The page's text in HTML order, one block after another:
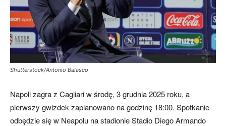
Shutterstock/Antonio Balasco
Napoli zagra z Cagliari w środę, 3 grudnia 2025 roku, a
pierwszy gwizdek zaplanowano na godzinę 18:00. Spotkanie
odbędzie się w Neapolu na stadionie Stadio Diego Armando